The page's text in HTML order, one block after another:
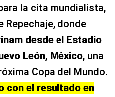
la cita mundialista,
Repechaje, donde
desde el Estadio
León, México, una
Copa del Mundo.
con el resultado en